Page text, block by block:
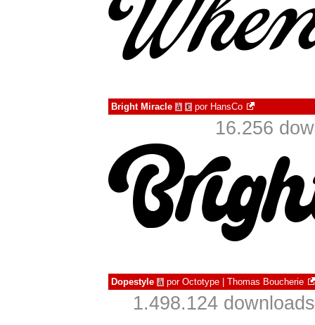
Bright Miracle à € por HansCo
16.256
Dopestyle à por Octotype | Thomas Boucherie
1.498.124